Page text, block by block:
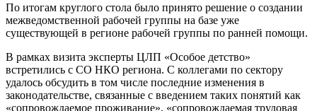
По итогам круглого стола было принято решение о создании
межведомственной рабочей группы на базе уже
существующей в регионе рабочей группы по ранней помощи.
В рамках визита эксперты ЦЛП «Особое детство»
встретились с СО НКО региона. С коллегами по сектору
удалось обсудить в том числе последние изменения в
законодательстве, связанные с введением таких понятий как
«сопровождаемое проживание», «сопровождаемая трудовая